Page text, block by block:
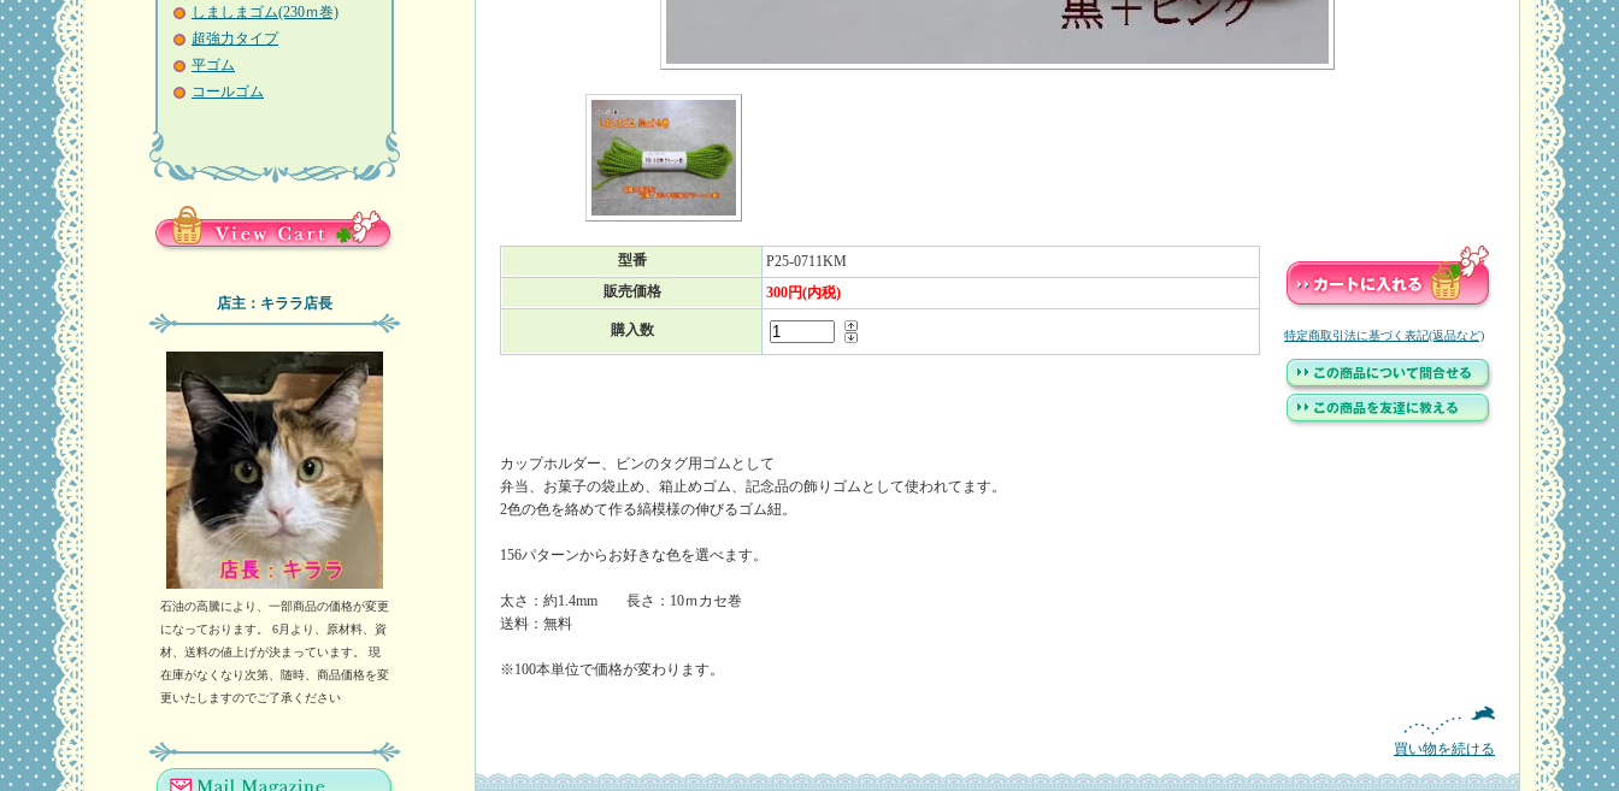
しましまゴム(230ｍ巻)
超強力タイプ
平ゴム
コールゴム
店主：キララ店長
石油の高騰により、一部商品の価格が変更
になっております。 6月より、原材料、資
材、送料の値上げが決まっています。 現
在庫がなくなり次第、随時、商品価格を変
更いたしますのでご了承ください
型番
P25-0711KM
販売価格
300円(内税)
購入数 特定商取引法に基づく表記(返品など)
カップホルダー、ビンのタグ用ゴムとして
弁当、お菓子の袋止め、箱止めゴム、記念品の飾りゴムとして使われてます。
2色の色を絡めて作る縞模様の伸びるゴム紐。
156パターンからお好きな色を選べます。
太さ：約1.4mm 長さ：10ｍカセ巻
送料：無料
※100本単位で価格が変わります。
買い物を続ける